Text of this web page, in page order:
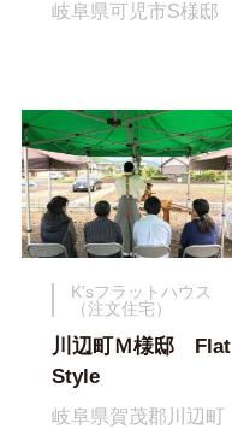
岐阜県可児市S様邸
K'sフラットハウス
（注文住宅）
川辺町Ｍ様邸 Flat
Style
岐阜県賀茂郡川辺町